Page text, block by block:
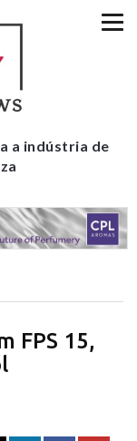
a indústria de
FPS 15,